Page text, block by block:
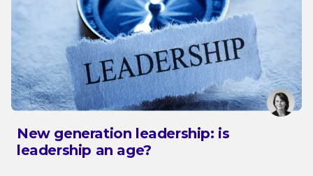
New generation leadership: is
leadership an age?